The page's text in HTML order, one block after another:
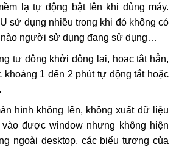
lạ tự động bật lên khi dùng máy.
sử dụng nhiều trong khi đó không có
người sử dụng đang sử dụng…
tự động khởi động lại, hoạc tắt hẳn,
1 đến 2 phút tự động tắt hoặc
hình không lên, không xuất dữ liệu
vào được window nhưng không hiện
ngoài desktop, các biểu tượng của